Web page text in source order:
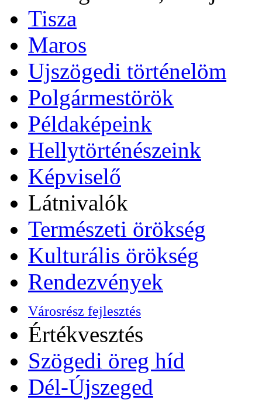
Tisza
Maros
Ujszögedi történelöm
Polgármestörök
Példaképeink
Hellytörténészeink
Képviselő
Látnivalók
Természeti örökség
Kulturális örökség
Rendezvények
Városrész fejlesztés
Értékvesztés
Szögedi öreg híd
Dél-Újszeged